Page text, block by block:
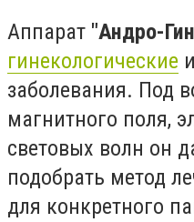
Аппарат "Андро-
гинекологические
заболевания. Под
магнитного поля,
световых волн он
подобрать метод
для конкретного